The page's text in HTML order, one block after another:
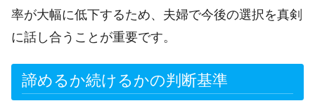
率が大幅に低下するため、夫婦で今後の選択を真剣
に話し合うことが重要です。
諦めるか続けるかの判断基準